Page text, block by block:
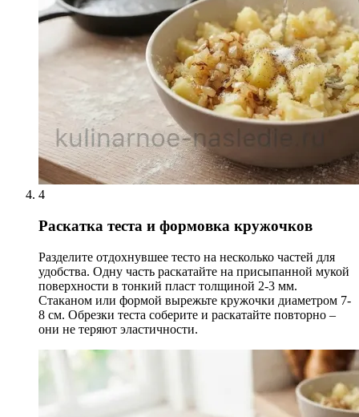
4
Раскатка теста и формовка кружочков
Разделите отдохнувшее тесто на несколько частей для
удобства. Одну часть раскатайте на присыпанной мукой
поверхности в тонкий пласт толщиной 2-3 мм.
Стаканом или формой вырежьте кружочки диаметром 7-
8 см. Обрезки теста соберите и раскатайте повторно –
они не теряют эластичности.